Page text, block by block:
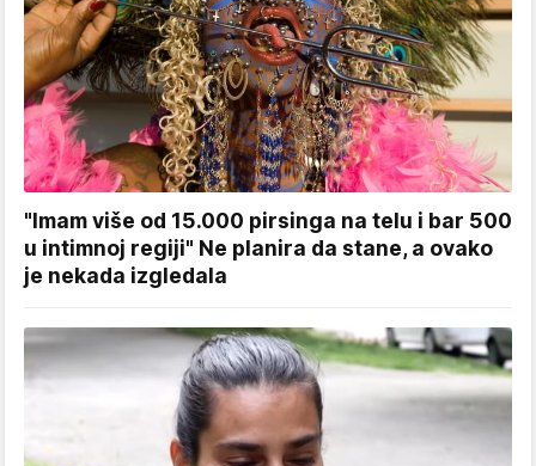
"Imam više od 15.000 pirsinga na telu i bar 500
u intimnoj regiji" Ne planira da stane, a ovako
je nekada izgledala